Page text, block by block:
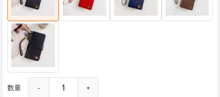
数量 - +